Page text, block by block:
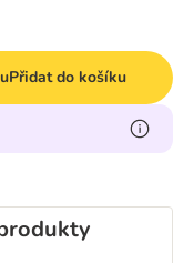
Přidat do košíku